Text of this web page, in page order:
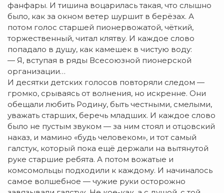
фанфары. И тишина воцарилась такая, что слышно
было, как за окном ветер шуршит в берёзах. А
потом голос старшей пионервожатой, чёткий,
торжественный, читал клятву. И каждое слово
попадало в душу, как камешек в чистую воду:
— Я, вступая в ряды Всесоюзной пионерской
организации…
И десятки детских голосов повторяли следом —
громко, срываясь от волнения, но искренне. Они
обещали любить Родину, быть честными, смелыми,
уважать старших, беречь младших. И каждое слово
было не пустым звуком — за ним стоял и отцовский
наказ, и мамино «будь человеком», и тот самый
галстук, который пока ещё держали на вытянутой
руке старшие ребята. А потом вожатые и
комсомольцы подходили к каждому. И начиналось
самое волшебное — чужие руки осторожно